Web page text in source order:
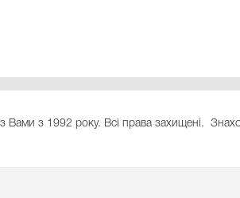
Вами з 1992 року. Всі права захищені.